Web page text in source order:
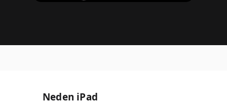
Neden iPad